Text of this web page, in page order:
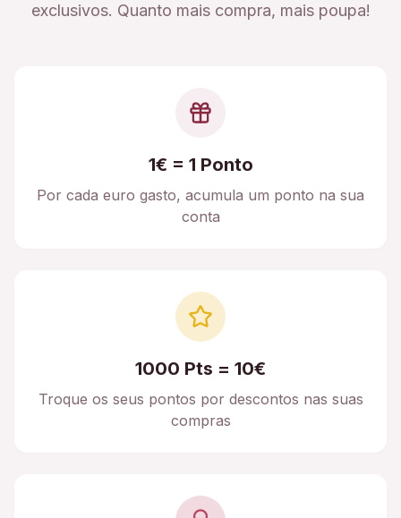
exclusivos. Quanto mais compra, mais poupa!
1€ = 1 Ponto
Por cada euro gasto, acumula um ponto na sua
conta
1000 Pts = 10€
Troque os seus pontos por descontos nas suas
compras